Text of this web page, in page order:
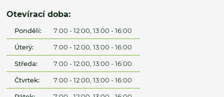
Otevírací doba:
Pondělí: 7:00 - 12:00, 13:00 - 16:00
Úterý: 7:00 - 12:00, 13:00 - 16:00
Středa: 7:00 - 12:00, 13:00 - 16:00
Čtvrtek: 7:00 - 12:00, 13:00 - 16:00